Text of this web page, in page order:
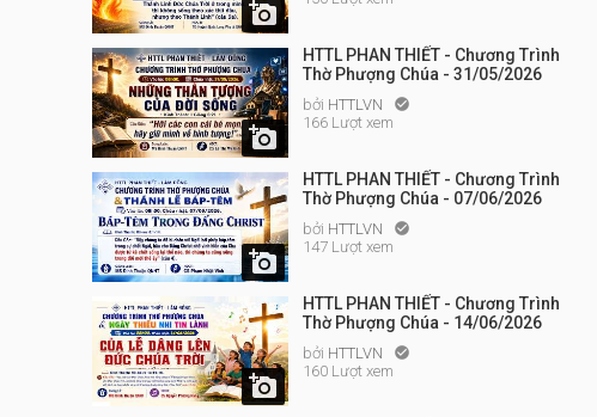


HTTL PHAN THIẾT - Chương Trình
Thờ Phượng Chúa - 31/05/2026
bởi HTTLVN 
166 Lượt xem

HTTL PHAN THIẾT - Chương Trình
Thờ Phượng Chúa - 07/06/2026
bởi HTTLVN 
147 Lượt xem

HTTL PHAN THIẾT - Chương Trình
Thờ Phượng Chúa - 14/06/2026
bởi HTTLVN 
160 Lượt xem